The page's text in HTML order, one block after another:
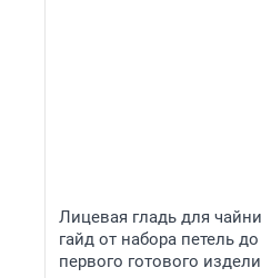
Лицевая гладь для
гайд от набора петель до
первого готового